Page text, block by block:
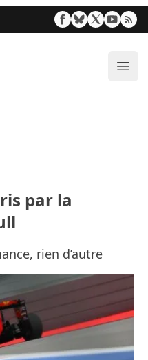
par la
rien d’autre